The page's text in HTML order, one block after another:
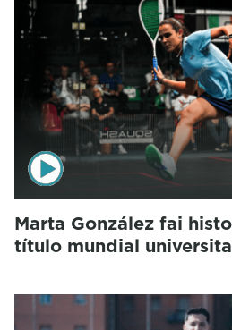
Marta González fai
título mundial